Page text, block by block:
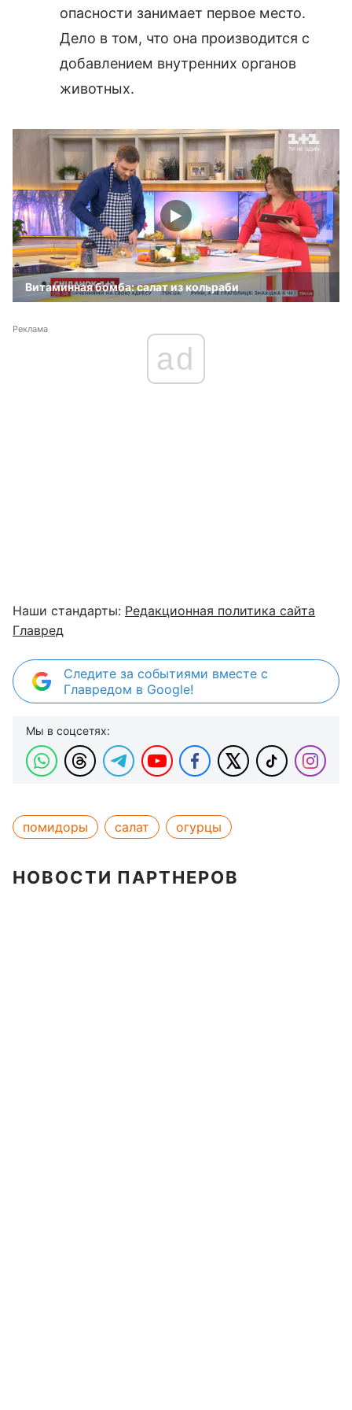
опасности занимает первое место.
Дело в том, что она производится с
добавлением внутренних органов
животных.
Витаминная бомба: салат из кольраби
Реклама
ad
Наши стандарты: Редакционная политика сайта
Главред
Следите за событиями вместе с
Главредом в Google!
Мы в соцсетях:
помидоры салат огурцы
НОВОСТИ ПАРТНЕРОВ